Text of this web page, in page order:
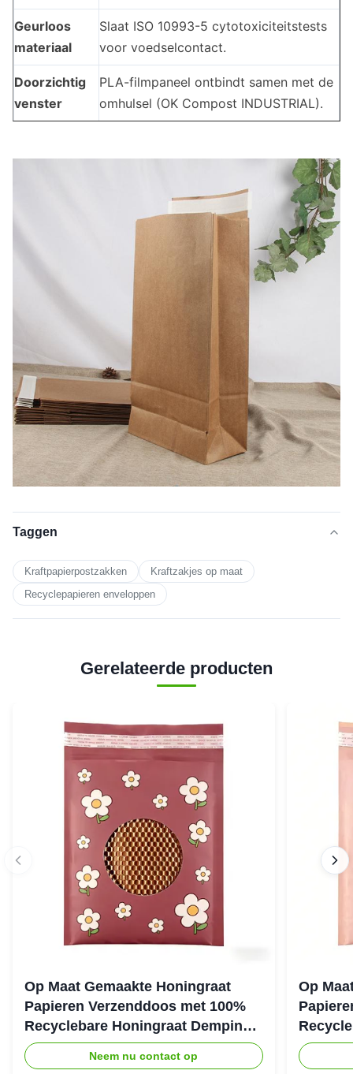
Geurloos
materiaal
Slaat ISO 10993-5 cytotoxiciteitstests
voor voedselcontact.
Doorzichtig
venster
PLA-filmpaneel ontbindt samen met de
omhulsel (OK Compost INDUSTRIAL).
Taggen
Kraftpapierpostzakken
Kraftzakjes op maat
Recyclepapieren enveloppen
Gerelateerde producten
Op Maat Gemaakte Honingraat
Papieren Verzenddoos met 100%
Recyclebare Honingraat Demping
Structuur voor Eco Beschermende
Verpakking
Neem nu contact op
Op